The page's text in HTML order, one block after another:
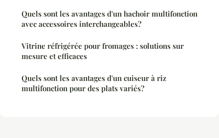
Quels sont les avantages d'un hachoir multifonction
avec accessoires interchangeables?
Vitrine réfrigérée pour fromages : solutions sur
mesure et efficaces
Quels sont les avantages d'un cuiseur à riz
multifonction pour des plats variés?